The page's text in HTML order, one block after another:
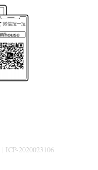
ICP-2020023106